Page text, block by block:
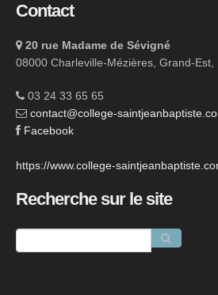
Contact
20 rue Madame de Sévigné
08000 Charleville-Mézières, Grand-Est,
03 24 33 65 65
contact@college-
Facebook
https://www.college-
Recherche sur le site